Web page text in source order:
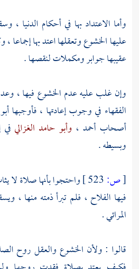
وأما الاعتداد بها في أحكام الدنيا
عليها الخشوع وتعقلها اعتد بها إجماعا
عقيبها جوابر ومكملات لنقصها .
وإن غلب عليه عدم الخشوع فيها ،
الفقهاء في وجوب إعادتها ، فأوجبها
أصحابأحمد ، وأبو حامد الغزالي
وبسيطه .
[ص:
واحتجوا بأنها صلاة لا
فيها الفلاح ، فلم تبرأ ذمته منها ،
المرائي .
قالوا : ولأن الخشوع والعقل روح